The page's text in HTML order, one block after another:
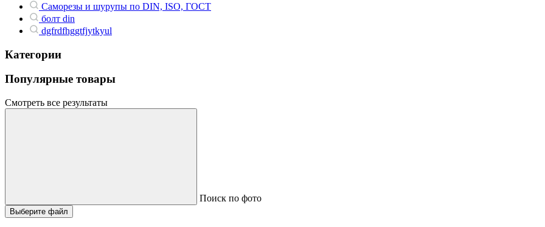
Саморезы и шурупы по DIN, ISO, ГОСТ
болт din
dgfrdfhggtfjytkyul
Категории
Популярные товары
Смотреть все результаты
Поиск по фото
Выберите файл